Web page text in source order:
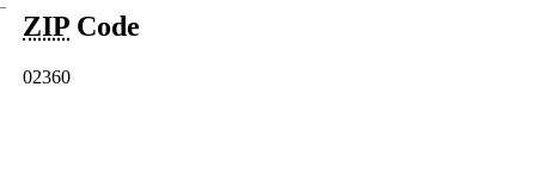
ZIP Code
02360